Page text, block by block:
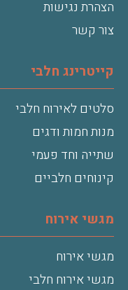
הצהרת נגישות
צור קשר
קייטרינג חלבי
סלטים לאירוח חלבי
מנות חמות ודגים
שתייה וחד פעמי
קינוחים חלביים
מגשי אירוח
מגשי אירוח
מגשי אירוח חלבי